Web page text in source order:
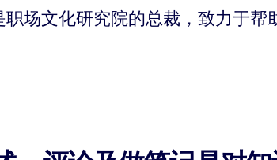
职场文化研究院的总裁，致力于